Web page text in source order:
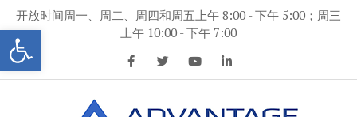
打开工具条
容
开放时间周一、周二、周四和周五上午 8:00 - 下午 5:00；周三
上午 10:00 - 下午 7:00